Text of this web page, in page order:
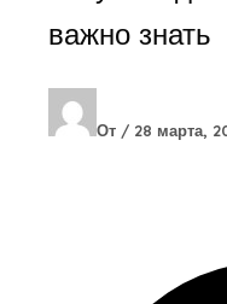
важно знать
От / 28 марта,